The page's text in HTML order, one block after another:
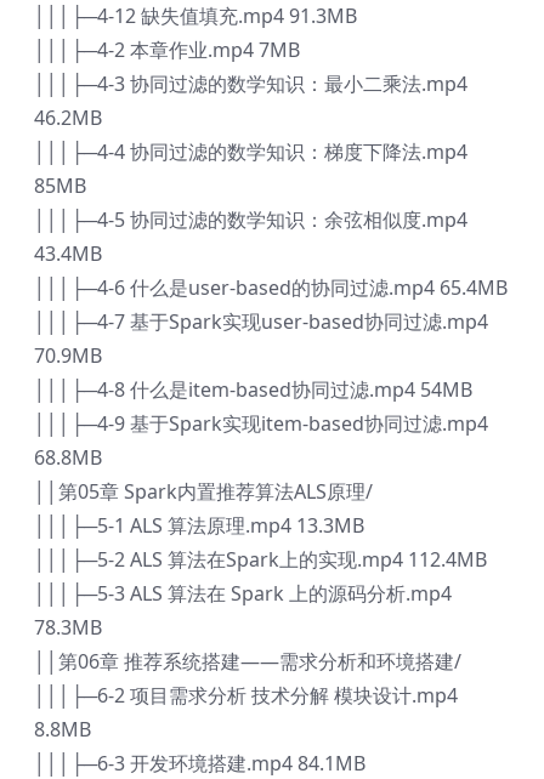
│││├─4-12 缺失值填充.mp4 91.3MB
│││├─4-2 本章作业.mp4 7MB
│││├─4-3 协同过滤的数学知识：最小二乘法.mp4
46.2MB
│││├─4-4 协同过滤的数学知识：梯度下降法.mp4
85MB
│││├─4-5 协同过滤的数学知识：余弦相似度.mp4
43.4MB
│││├─4-6 什么是user-based的协同过滤.mp4 65.4MB
│││├─4-7 基于Spark实现user-based协同过滤.mp4
70.9MB
│││├─4-8 什么是item-based协同过滤.mp4 54MB
│││├─4-9 基于Spark实现item-based协同过滤.mp4
68.8MB
││第05章 Spark内置推荐算法ALS原理/
│││├─5-1 ALS 算法原理.mp4 13.3MB
│││├─5-2 ALS 算法在Spark上的实现.mp4 112.4MB
│││├─5-3 ALS 算法在 Spark 上的源码分析.mp4
78.3MB
││第06章 推荐系统搭建——需求分析和环境搭建/
│││├─6-2 项目需求分析 技术分解 模块设计.mp4
8.8MB
│││├─6-3 开发环境搭建.mp4 84.1MB